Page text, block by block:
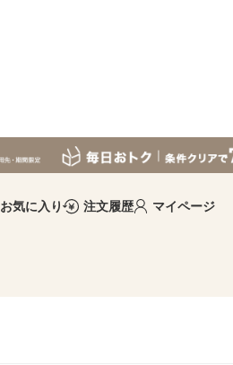
お気に入り 注文履歴 マイページ